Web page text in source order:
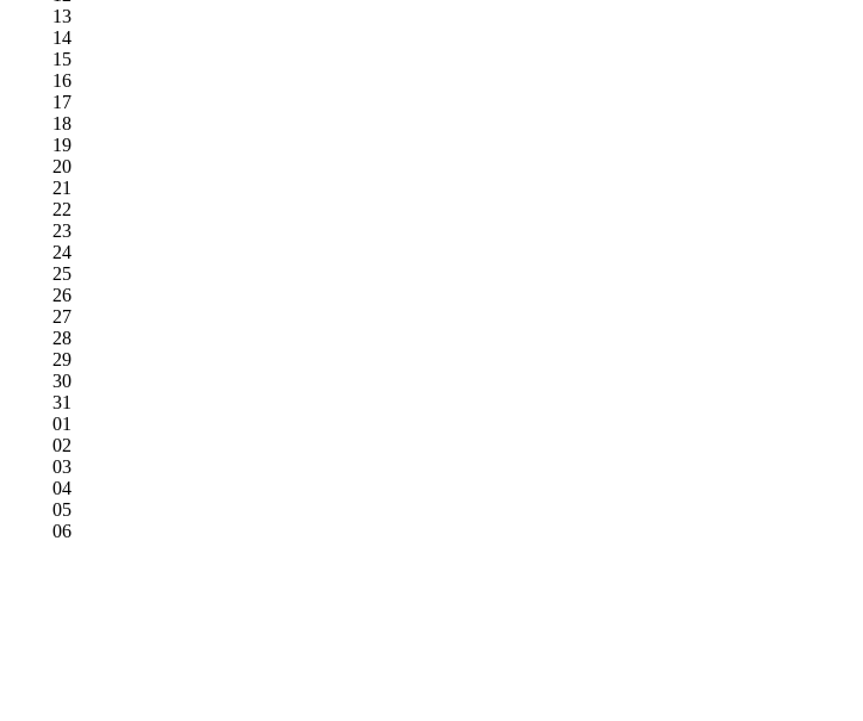
13
14
15
16
17
18
19
20
21
22
23
24
25
26
27
28
29
30
31
01
02
03
04
05
06